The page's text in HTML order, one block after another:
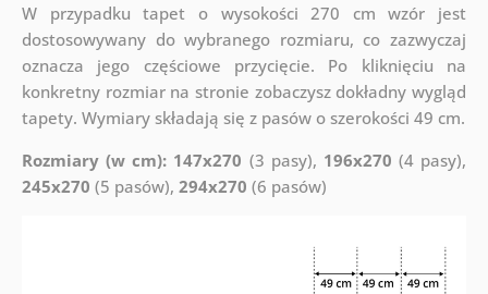
W przypadku tapet o wysokości 270 cm wzór jest
dostosowywany do wybranego rozmiaru, co zazwyczaj
oznacza jego częściowe przycięcie. Po kliknięciu na
konkretny rozmiar na stronie zobaczysz dokładny wygląd
tapety. Wymiary składają się z pasów o szerokości 49 cm.
Rozmiary (w cm): 147x270 (3 pasy), 196x270 (4 pasy),
245x270 (5 pasów), 294x270 (6 pasów)